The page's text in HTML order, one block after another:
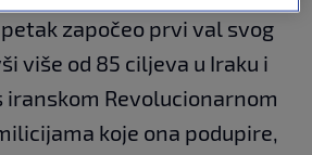
započeo prvi val svog
više od 85 ciljeva u Iraku i
iranskom Revolucionarnom
koje ona podupire,